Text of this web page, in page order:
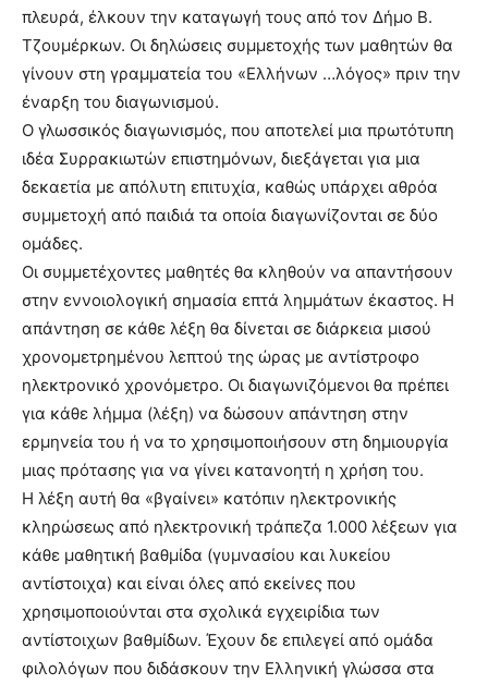
πλευρά, έλκουν την καταγωγή τους από τον Δήμο Β.
Τζουμέρκων. Οι δηλώσεις συμμετοχής των μαθητών θα
γίνουν στη γραμματεία του «Ελλήνων …λόγος» πριν την
έναρξη του διαγωνισμού.
Ο γλωσσικός διαγωνισμός, που αποτελεί μια πρωτότυπη
ιδέα Συρρακιωτών επιστημόνων, διεξάγεται για μια
δεκαετία με απόλυτη επιτυχία, καθώς υπάρχει αθρόα
συμμετοχή από παιδιά τα οποία διαγωνίζονται σε δύο
ομάδες.
Οι συμμετέχοντες μαθητές θα κληθούν να απαντήσουν
στην εννοιολογική σημασία επτά λημμάτων έκαστος. Η
απάντηση σε κάθε λέξη θα δίνεται σε διάρκεια μισού
χρονομετρημένου λεπτού της ώρας με αντίστροφο
ηλεκτρονικό χρονόμετρο. Οι διαγωνιζόμενοι θα πρέπει
για κάθε λήμμα (λέξη) να δώσουν απάντηση στην
ερμηνεία του ή να το χρησιμοποιήσουν στη δημιουργία
μιας πρότασης για να γίνει κατανοητή η χρήση του.
Η λέξη αυτή θα «βγαίνει» κατόπιν ηλεκτρονικής
κληρώσεως από ηλεκτρονική τράπεζα 1.000 λέξεων για
κάθε μαθητική βαθμίδα (γυμνασίου και λυκείου
αντίστοιχα) και είναι όλες από εκείνες που
χρησιμοποιούνται στα σχολικά εγχειρίδια των
αντίστοιχων βαθμίδων. Έχουν δε επιλεγεί από ομάδα
φιλολόγων που διδάσκουν την Ελληνική γλώσσα στα